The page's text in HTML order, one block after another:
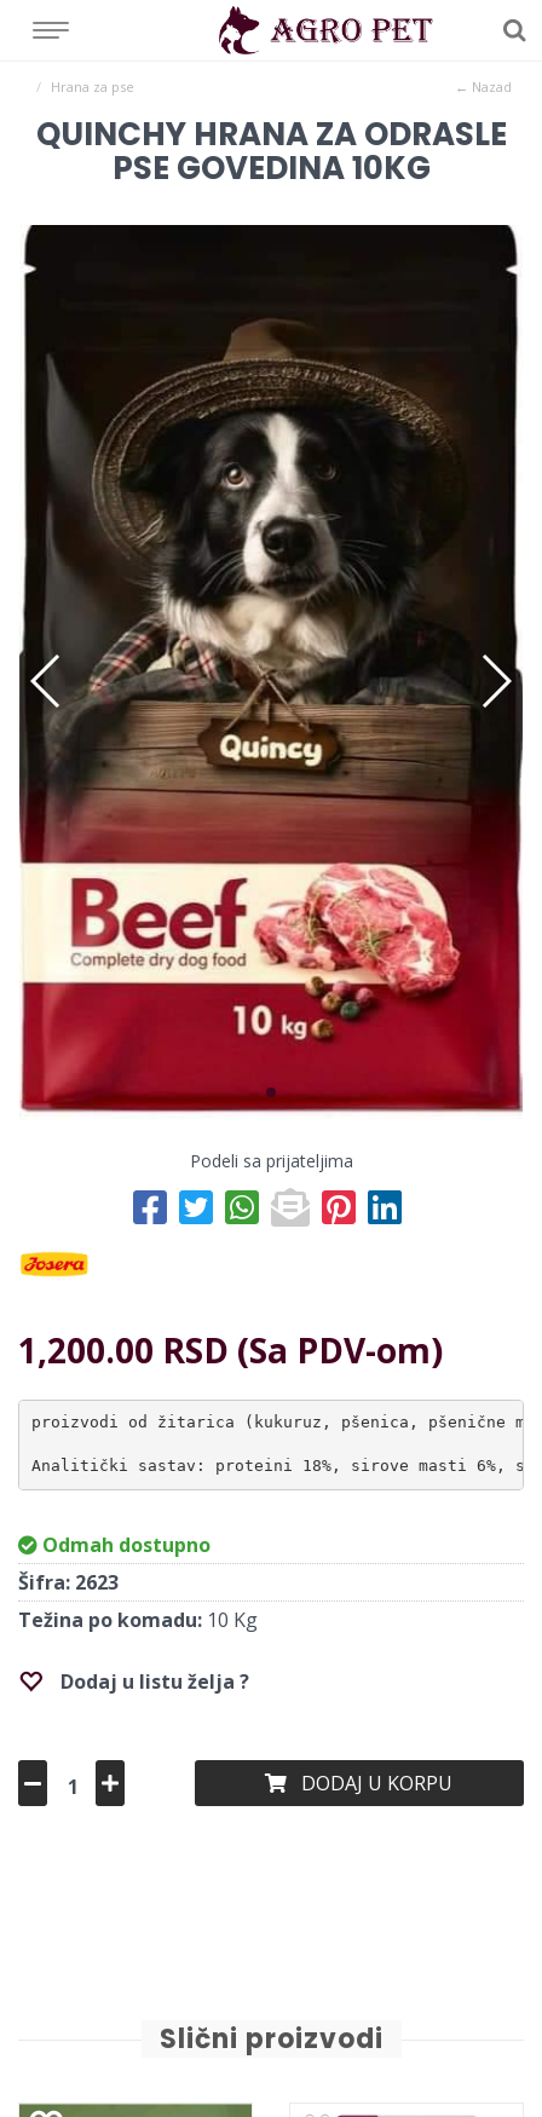
Hrana za pse ← Nazad
QUINCHY HRANA ZA ODRASLE
PSE GOVEDINA 10KG
Podeli sa prijateljima
1,200.00 RSD (Sa PDV-om)
proizvodi od žitarica (kukuruz, pšenica, pšenične
Analitički sastav: proteini 18%, sirove masti 6%,
Odmah dostupno
Šifra: 2623
Težina po komadu: 10 Kg
Dodaj u listu želja ?
DODAJ U KORPU
Slični proizvodi